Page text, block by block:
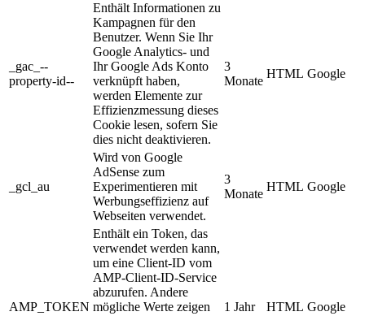
_gac_--
property-id--
Enthält Informationen zu
Kampagnen für den
Benutzer. Wenn Sie Ihr
Google Analytics- und
Ihr Google Ads Konto
verknüpft haben,
werden Elemente zur
Effizienzmessung dieses
Cookie lesen, sofern Sie
dies nicht deaktivieren.
3
Monate
HTML Google
_gcl_au
Wird von Google
AdSense zum
Experimentieren mit
Werbungseffizienz auf
Webseiten verwendet.
3
Monate
HTML Google
AMP_TOKEN
Enthält ein Token, das
verwendet werden kann,
um eine Client-ID vom
AMP-Client-ID-Service
abzurufen. Andere
mögliche Werte zeigen
1 Jahr HTML Google